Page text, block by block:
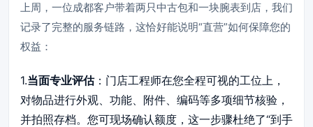
上周，一位成都客户带着两只中古包和一块腕表到店，我们
记录了完整的服务链路，这恰好能说明“直营”如何保障您的
权益：
1.当面专业评估：门店工程师在您全程可视的工位上，
对物品进行外观、功能、附件、编码等多项细节核验，
并拍照存档。您可现场确认额度，这一步骤杜绝了“到手